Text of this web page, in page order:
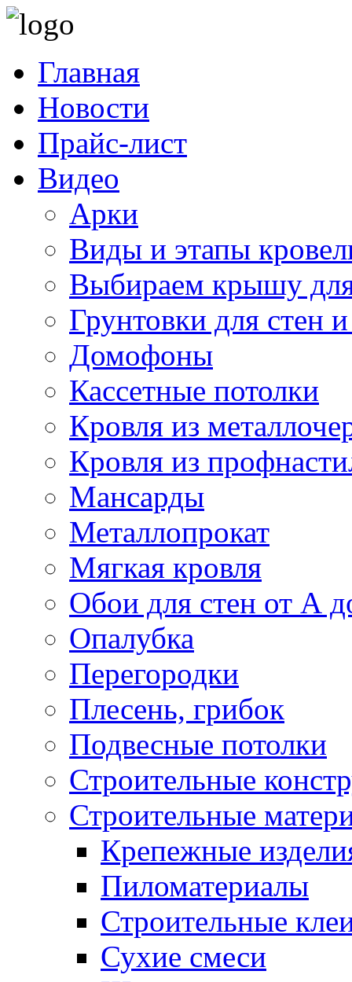
Главная
Новости
Прайс-лист
Видео
Арки
Виды и этапы
Выбираем крышу
Грунтовки для стен
Домофоны
Кассетные потолки
Кровля из
Кровля из
Мансарды
Металлопрокат
Мягкая кровля
Обои для стен от А
Опалубка
Перегородки
Плесень, грибок
Подвесные потолки
Строительные
Строительные
Крепежные
Пиломатериалы
Строительные
Сухие смеси